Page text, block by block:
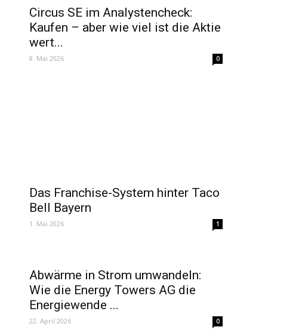
Circus SE im Analystencheck:
Kaufen – aber wie viel ist die Aktie
wert...
8. Mai 2026 0
Das Franchise-System hinter Taco
Bell Bayern
1. Mai 2026 1
Abwärme in Strom umwandeln:
Wie die Energy Towers AG die
Energiewende ...
22. April 2026 0